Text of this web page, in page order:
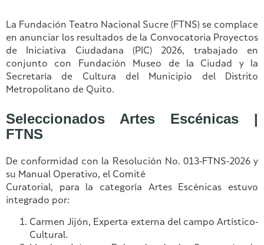
La Fundación Teatro Nacional Sucre (FTNS) se complace
en anunciar los resultados de la Convocatoria Proyectos
de Iniciativa Ciudadana (PIC) 2026, trabajado en
conjunto con Fundación Museo de la Ciudad y la
Secretaría de Cultura del Municipio del Distrito
Metropolitano de Quito.
Seleccionados Artes Escénicas |
FTNS
De conformidad con la Resolución No. 013-FTNS-2026 y
su Manual Operativo, el Comité
Curatorial, para la categoría Artes Escénicas estuvo
integrado por:
Carmen Jijón, Experta externa del campo Artístico-
Cultural.